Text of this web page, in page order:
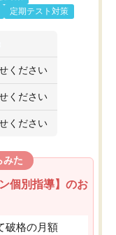
定期テスト対策
ください
ください
ください
みた
個別指導】のお
破格の月額